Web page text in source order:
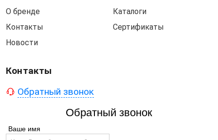
О бренде
Контакты
Новости
Каталоги
Сертификаты
Контакты
Обратный звонок
Обратный звонок
Ваше имя